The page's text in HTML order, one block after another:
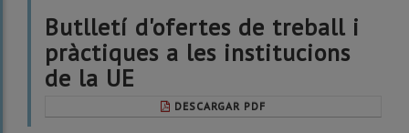
Butlletí d'ofertes de treball i
pràctiques a les institucions
de la UE
DESCARGAR PDF